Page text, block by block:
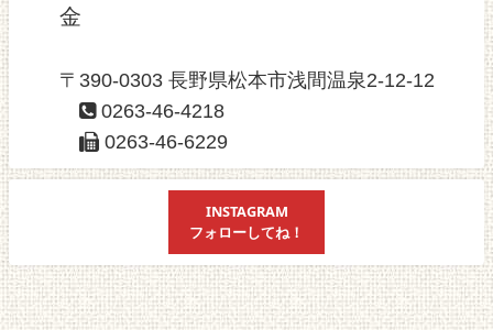
金
〒390-0303 長野県松本市浅間温泉2-12-12
0263-46-4218
0263-46-6229
INSTAGRAM
フォローしてね！